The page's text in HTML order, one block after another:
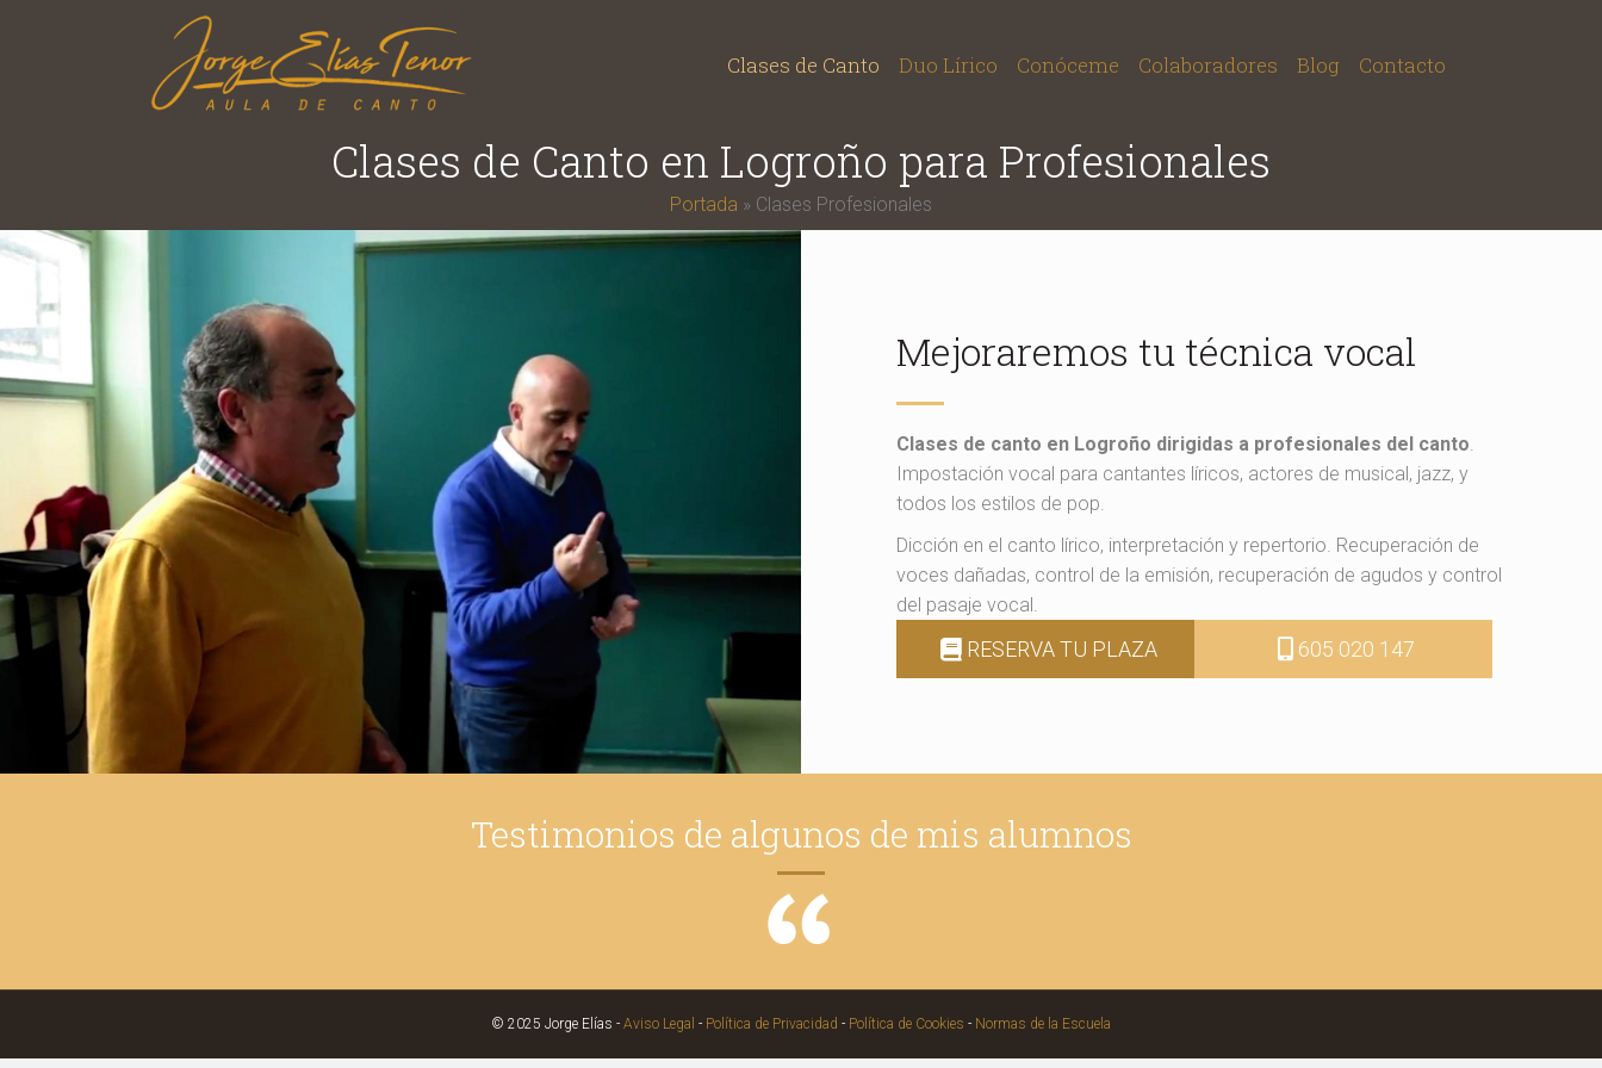
Clases de Canto Duo Lírico Conóceme Colaboradores Blog Contacto
Clases de Canto en Logroño para Profesionales
Portada » Clases Profesionales
Mejoraremos tu técnica vocal
Clases de canto en Logroño dirigidas a profesionales del canto.
Impostación vocal para cantantes líricos, actores de musical, jazz, y
todos los estilos de pop.
Dicción en el canto lírico, interpretación y repertorio. Recuperación de
voces dañadas, control de la emisión, recuperación de agudos y control
del pasaje vocal.
RESERVA TU PLAZA 605 020 147
Testimonios de algunos de mis alumnos
© 2025 Jorge Elías - Aviso Legal - Política de Privacidad - Política de Cookies - Normas de la Escuela